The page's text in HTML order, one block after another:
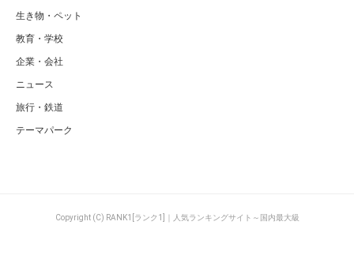
生き物・ペット
教育・学校
企業・会社
ニュース
旅行・鉄道
テーマパーク
Copyright (C) RANK1[ランク1]｜人気ランキングサイト～国内最大級